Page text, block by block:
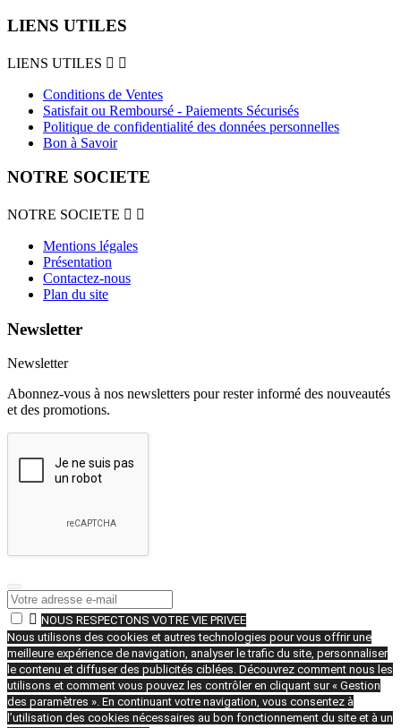
LIENS UTILES
LIENS UTILES  
Conditions de Ventes
Satisfait ou Remboursé - Paiements Sécurisés
Politique de confidentialité des données personnelles
Bon à Savoir
NOTRE SOCIETE
NOTRE SOCIETE  
Mentions légales
Présentation
Contactez-nous
Plan du site
Newsletter
Newsletter
Abonnez-vous à nos newsletters pour rester informé des nouveautés
et des promotions.
 NOUS RESPECTONS VOTRE VIE PRIVEE
Nous utilisons des cookies et autres technologies pour vous offrir une
meilleure expérience de navigation, analyser le trafic du site, personnaliser
le contenu et diffuser des publicités ciblées. Découvrez comment nous les
utilisons et comment vous pouvez les contrôler en cliquant sur « Gestion
des paramètres ». En continuant votre navigation, vous consentez à
l’utilisation des cookies nécessaires au bon fonctionnement du site et à un